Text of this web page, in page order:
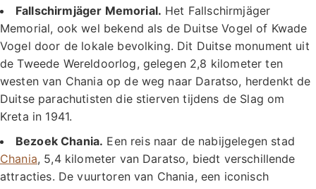
Fallschirmjäger Memorial. Het Fallschirmjäger
Memorial, ook wel bekend als de Duitse Vogel of Kwade
Vogel door de lokale bevolking. Dit Duitse monument uit
de Tweede Wereldoorlog, gelegen 2,8 kilometer ten
westen van Chania op de weg naar Daratso, herdenkt de
Duitse parachutisten die stierven tijdens de Slag om
Kreta in 1941.
Bezoek Chania. Een reis naar de nabijgelegen stad
Chania, 5,4 kilometer van Daratso, biedt verschillende
attracties. De vuurtoren van Chania, een iconisch